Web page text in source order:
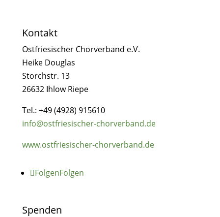
Kontakt
Ostfriesischer Chorverband e.V.
Heike Douglas
Storchstr. 13
26632 Ihlow Riepe
Tel.: +49 (4928) 915610
info@ostfriesischer-chorverband.de
www.ostfriesischer-chorverband.de
FolgenFolgen
Spenden